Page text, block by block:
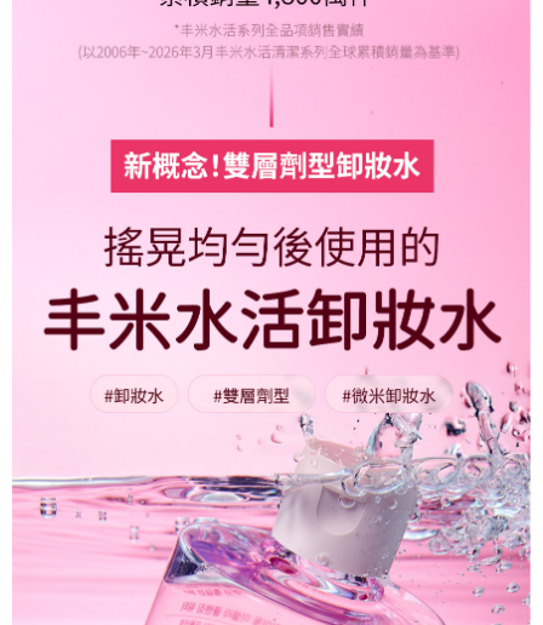
１．透過由恩沛科技股份有限公司提供之「AFTEE先享後付」服務完成之交
易，需依本服務之必要範圍內提供個人資料，並將交易相關給付款項請求債
權轉讓予恩沛科技股份有限公司。
３．未成年的使用者請事先徵得法定代理人或監護人之同意方可使用
「AFTEE先享後付」，若未經同意申辦者引起之損失，本公司不負相關責
４．使用「AFTEE先享後付」時，將依據個別帳號之用戶狀況，依本公司即
請求用戶進行身份認證。
５．嚴禁一人註冊多個帳號或使用他人資訊註冊。若發現惡意使用之情形，
恩沛科技股份有限公司將有權停止該用戶之使用額度並採取法律行動。
每筆NT$85，滿NT$1,000(含以上)免運費